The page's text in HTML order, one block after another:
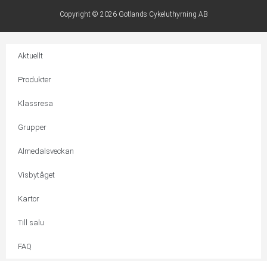
Copyright © 2026 Gotlands Cykeluthyrning AB
Aktuellt
Produkter
Klassresa
Grupper
Almedalsveckan
Visbytåget
Kartor
Till salu
FAQ